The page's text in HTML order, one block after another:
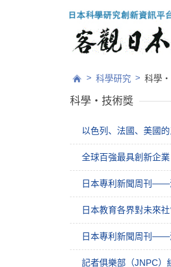
> 科學研究 > 科學
科學・技術獎
以色列、法國、美國
全球百強最具創新企
日本專利新聞周刊——
日本教育各界對未來
日本專利新聞周刊——
記者俱樂部（JNPC